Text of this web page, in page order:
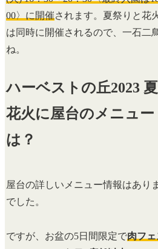
00〉に開催されます。夏祭りと花
は同時に開催されるので、一石二
ね。
ハーベストの丘2023
花火に屋台のメニュー
は？
屋台の詳しいメニュー情報はあり
でした。
ですが、お盆の5日間限定で肉フェ